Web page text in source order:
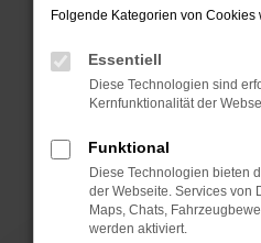
Prüfe deine
können das Laden
verhindern.
anderen Browser oder
Fenster?
Starte dein Gerät neu.
Das kann manchmal
Probleme zu beheben.
Folgende Kategorien von
Essentiell
Diese Technologien sind
Kernfunktionalität der
Funktional
Diese Technologien bieten
der Webseite. Services von
Maps, Chats,
werden aktiviert.